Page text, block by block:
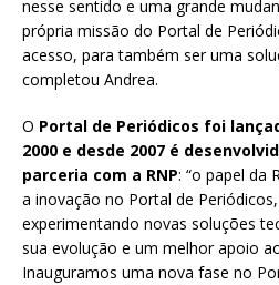
nesse sentido e uma grande
própria missão do Portal de
acesso, para também ser uma
completou Andrea.
O Portal de Periódicos foi
2000 e desde 2007 é
parceria com a RNP: “o papel da
a inovação no Portal de
experimentando novas soluções
sua evolução e um melhor apoio
Inauguramos uma nova fase no